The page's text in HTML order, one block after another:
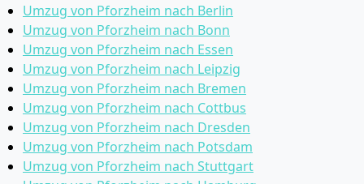
Umzug von Pforzheim nach Berlin
Umzug von Pforzheim nach Bonn
Umzug von Pforzheim nach Essen
Umzug von Pforzheim nach Leipzig
Umzug von Pforzheim nach Bremen
Umzug von Pforzheim nach Cottbus
Umzug von Pforzheim nach Dresden
Umzug von Pforzheim nach Potsdam
Umzug von Pforzheim nach Stuttgart